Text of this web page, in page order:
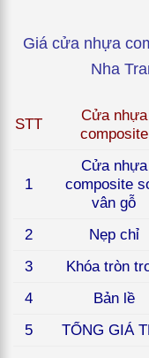
Giá cửa nhựa
Nha
STT
Cửa nhựa
composite
1
Cửa nhựa
composite
vân gỗ
2 Nẹp chỉ
3
Khóa tròn
4
Bản lề
5
TỔNG GIÁ